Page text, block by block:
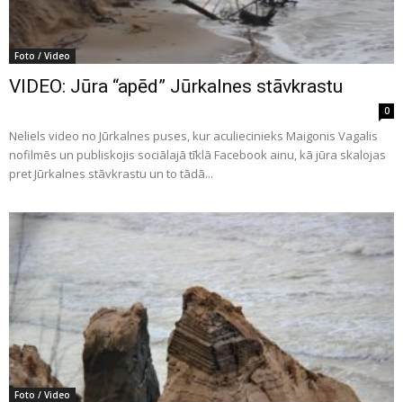
Foto / Video
VIDEO: Jūra “apēd” Jūrkalnes stāvkrastu
0
Neliels video no Jūrkalnes puses, kur aculiecinieks Maigonis Vagalis
nofilmēs un publiskojis sociālajā tīklā Facebook ainu, kā jūra skalojas
pret Jūrkalnes stāvkrastu un to tādā...
Foto / Video